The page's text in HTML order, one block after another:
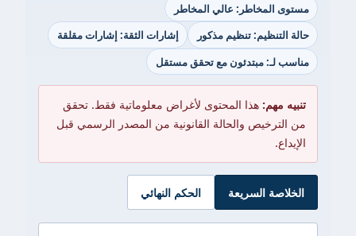
مستوى المخاطر: عالي المخاطر
حالة التنظيم: تنظيم مذكور
إشارات الثقة: إشارات مقلقة
مناسب لـ: مبتدئون مع تحقق مستقل
تنبيه مهم: هذا المحتوى لأغراض معلوماتية فقط. تحقق
من الترخيص والحالة القانونية من المصدر الرسمي قبل
الإيداع.
الخلاصة السريعة الحكم النهائي